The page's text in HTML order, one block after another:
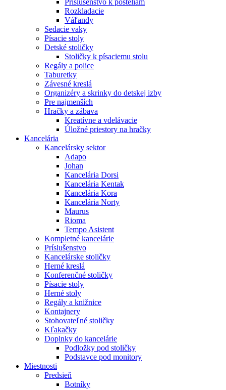
Príslušenstvo k posteliam
Rozkladacie
Váľandy
Sedacie vaky
Písacie stoly
Detské stoličky
Stoličky k písaciemu stolu
Regály a police
Taburetky
Závesné kreslá
Organizéry a skrinky do detskej izby
Pre najmenších
Hračky a zábava
Kreatívne a vdelávacie
Úložné priestory na hračky
Kancelária
Kancelársky sektor
Adapo
Johan
Kancelária Dorsi
Kancelária Kentak
Kancelária Kora
Kancelária Norty
Maurus
Rioma
Tempo Asistent
Kompletné kancelárie
Príslušenstvo
Kancelárske stoličky
Herné kreslá
Konferenčné stoličky
Písacie stoly
Herné stoly
Regály a knižnice
Kontajnery
Stohovateľné stoličky
Kľakačky
Doplnky do kancelárie
Podložky pod stoličky
Podstavce pod monitory
Miestnosti
Predsieň
Botníky